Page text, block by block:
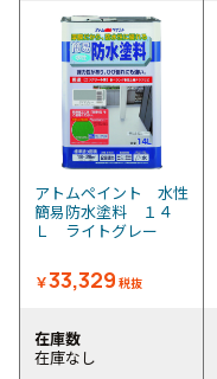
アトムペイント 水性
簡易防水塗料 １４
Ｌ ライトグレー
￥33,329 税抜
在庫数
在庫なし